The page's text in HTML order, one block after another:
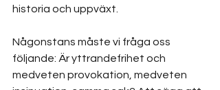
historia och uppväxt.
Någonstans måste vi fråga oss
följande: Är yttrandefrihet och
medveten provokation, medveten